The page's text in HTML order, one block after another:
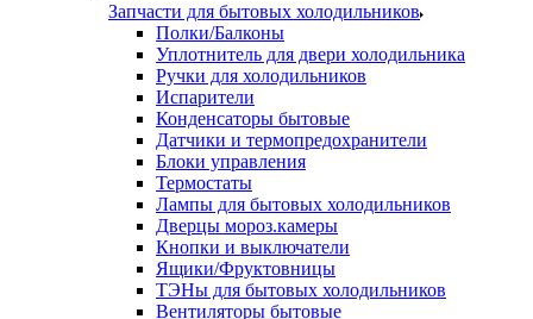
Запчасти для бытовых холодильников
Полки/Балконы
Уплотнитель для двери холодильника
Ручки для холодильников
Испарители
Конденсаторы бытовые
Датчики и термопредохранители
Блоки управления
Термостаты
Лампы для бытовых холодильников
Дверцы мороз.камеры
Кнопки и выключатели
Ящики/Фруктовницы
ТЭНы для бытовых холодильников
Вентиляторы бытовые